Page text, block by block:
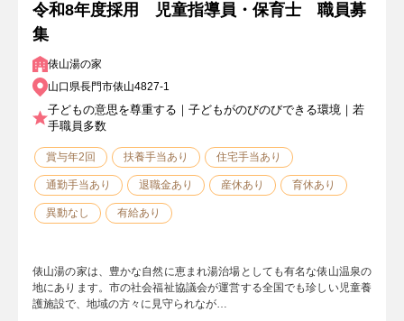
令和8年度採用 児童指導員・保育士 職員募
集
俵山湯の家
山口県長門市俵山4827-1
子どもの意思を尊重する｜子どもがのびのびできる環境｜若
手職員多数
賞与年2回 扶養手当あり 住宅手当あり
通勤手当あり 退職金あり 産休あり 育休あり
異動なし 有給あり
俵山湯の家は、豊かな自然に恵まれ湯治場としても有名な俵山温泉の
地にあります。市の社会福祉協議会が運営する全国でも珍しい児童養
護施設で、地域の方々に見守られなが…